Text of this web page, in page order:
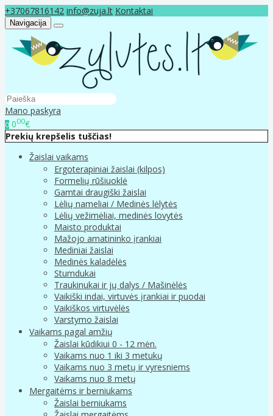
+37067816142 info@zuja.lt Kontaktai
Navigacija
Mano paskyra
0 000€
Prekių krepšelis tuščias!
Žaislai vaikams
Ergoterapiniai žaislai (kilpos)
Formelių rūšiuoklė
Gamtai draugiški žaislai
Lėlių nameliai / Medinės lėlytės
Lėlių vežimėliai, medinės lovytės
Maisto produktai
Mažojo amatininko įrankiai
Mediniai žaislai
Medinės kaladėlės
Stumdukai
Traukinukai ir jų dalys / Mašinėlės
Vaikiški indai, virtuvės įrankiai ir puodai
Vaikiškos virtuvėlės
Varstymo žaislai
Vaikams pagal amžių
Žaislai kūdikiui 0 - 12 mėn.
Vaikams nuo 1 iki 3 metukų
Vaikams nuo 3 metų ir vyresniems
Vaikams nuo 8 metų
Mergaitėms ir berniukams
Žaislai berniukams